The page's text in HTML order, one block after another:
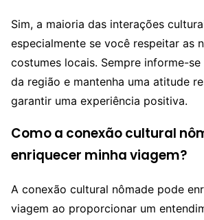
Sim, a maioria das interações
especialmente se você respeitar as
costumes locais. Sempre informe-
da região e mantenha uma atitude
garantir uma experiência positiva.
Como a conexão cultural
enriquecer minha viagem?
A conexão cultural nômade pode
viagem ao proporcionar um